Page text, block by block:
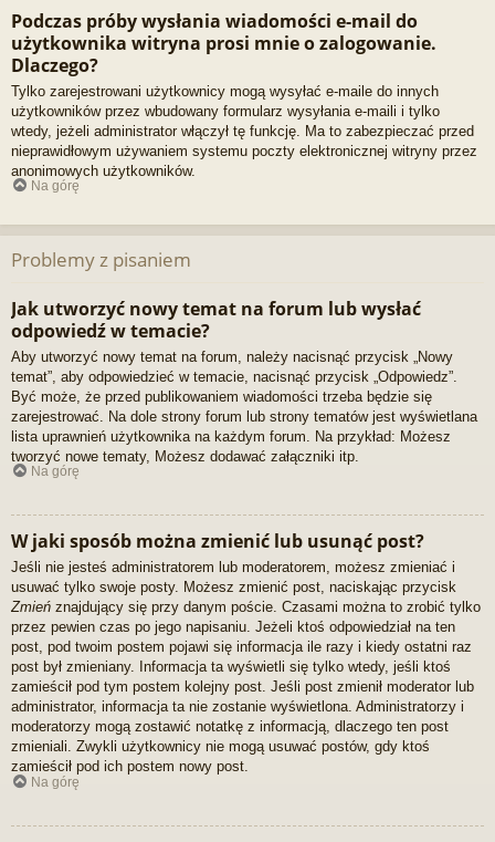
Podczas próby wysłania wiadomości e-mail do
użytkownika witryna prosi mnie o zalogowanie.
Dlaczego?
Tylko zarejestrowani użytkownicy mogą wysyłać e-maile do innych
użytkowników przez wbudowany formularz wysyłania e-maili i tylko
wtedy, jeżeli administrator włączył tę funkcję. Ma to zabezpieczać przed
nieprawidłowym używaniem systemu poczty elektronicznej witryny przez
anonimowych użytkowników.
Na górę
Problemy z pisaniem
Jak utworzyć nowy temat na forum lub wysłać
odpowiedź w temacie?
Aby utworzyć nowy temat na forum, należy nacisnąć przycisk „Nowy
temat”, aby odpowiedzieć w temacie, nacisnąć przycisk „Odpowiedz”.
Być może, że przed publikowaniem wiadomości trzeba będzie się
zarejestrować. Na dole strony forum lub strony tematów jest wyświetlana
lista uprawnień użytkownika na każdym forum. Na przykład: Możesz
tworzyć nowe tematy, Możesz dodawać załączniki itp.
Na górę
W jaki sposób można zmienić lub usunąć post?
Jeśli nie jesteś administratorem lub moderatorem, możesz zmieniać i
usuwać tylko swoje posty. Możesz zmienić post, naciskając przycisk
Zmień znajdujący się przy danym poście. Czasami można to zrobić tylko
przez pewien czas po jego napisaniu. Jeżeli ktoś odpowiedział na ten
post, pod twoim postem pojawi się informacja ile razy i kiedy ostatni raz
post był zmieniany. Informacja ta wyświetli się tylko wtedy, jeśli ktoś
zamieścił pod tym postem kolejny post. Jeśli post zmienił moderator lub
administrator, informacja ta nie zostanie wyświetlona. Administratorzy i
moderatorzy mogą zostawić notatkę z informacją, dlaczego ten post
zmieniali. Zwykli użytkownicy nie mogą usuwać postów, gdy ktoś
zamieścił pod ich postem nowy post.
Na górę